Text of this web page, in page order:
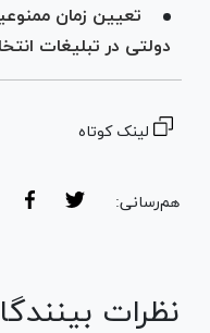
تعیین زمان
دولتی در تبلیغات
لینک کوتاه
هم‌رسانی:
نظرات